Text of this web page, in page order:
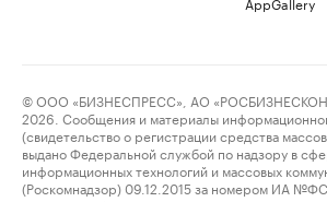
© ООО «БИЗНЕСПРЕСС», АО
2026. Сообщения и материалы
(свидетельство о регистрации средства
выдано Федеральной службой по надзору в
информационных технологий и массовых
(Роскомнадзор) 09.12.2015 за номером ИА